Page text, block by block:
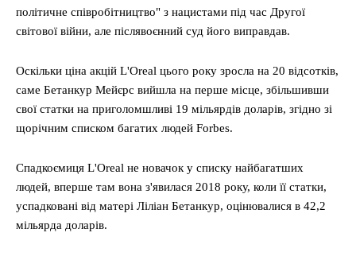
політичне співробітництво" з нацистами під час Другої
світової війни, але післявоєнний суд його виправдав.
Оскільки ціна акцій L'Oreal цього року зросла на 20 відсотків,
саме Бетанкур Мейєрс вийшла на перше місце, збільшивши
свої статки на приголомшливі 19 мільярдів доларів, згідно зі
щорічним списком багатих людей Forbes.
Спадкоємиця L'Oreal не новачок у списку найбагатших
людей, вперше там вона з'явилася 2018 року, коли її статки,
успадковані від матері Ліліан Бетанкур, оцінювалися в 42,2
мільярда доларів.